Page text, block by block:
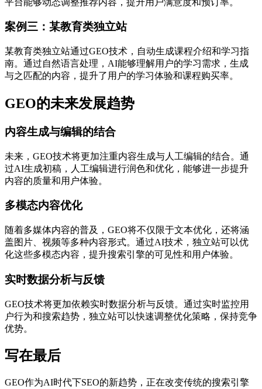
案例三：某教育类独立站
某教育类独立站通过GEO技术，自动生成课程介绍和学习指
南。通过自然语言处理，AI能够理解用户的学习需求，生成
与之匹配的内容，提升了用户的学习体验和课程购买率。
GEO的未来发展趋势
内容生成与编辑的结合
未来，GEO技术将更加注重内容生成与人工编辑的结合。通
过AI生成初稿，人工编辑进行润色和优化，能够进一步提升
内容的质量和用户体验。
多模态内容优化
随着多媒体内容的普及，GEO将不仅限于文本优化，还将涵
盖图片、视频等多种内容形式。通过AI技术，独立站可以优
化这些多模态内容，提升搜索引擎的可见性和用户体验。
实时数据分析与反馈
GEO技术将更加依赖实时数据分析与反馈。通过实时监控用
户行为和搜索趋势，独立站可以快速调整优化策略，保持竞争
优势。
写在最后
GEO作为AI时代下SEO的新趋势，正在改变传统的搜索引擎